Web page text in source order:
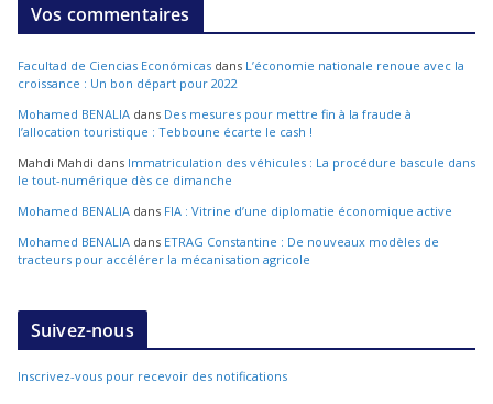
Vos commentaires
Facultad de Ciencias Económicas dans L’économie nationale renoue avec la
croissance : Un bon départ pour 2022
Mohamed BENALIA dans Des mesures pour mettre fin à la fraude à
l’allocation touristique : Tebboune écarte le cash !
Mahdi Mahdi dans Immatriculation des véhicules : La procédure bascule dans
le tout-numérique dès ce dimanche
Mohamed BENALIA dans FIA : Vitrine d’une diplomatie économique active
Mohamed BENALIA dans ETRAG Constantine : De nouveaux modèles de
tracteurs pour accélérer la mécanisation agricole
Suivez-nous
Inscrivez-vous pour recevoir des notifications